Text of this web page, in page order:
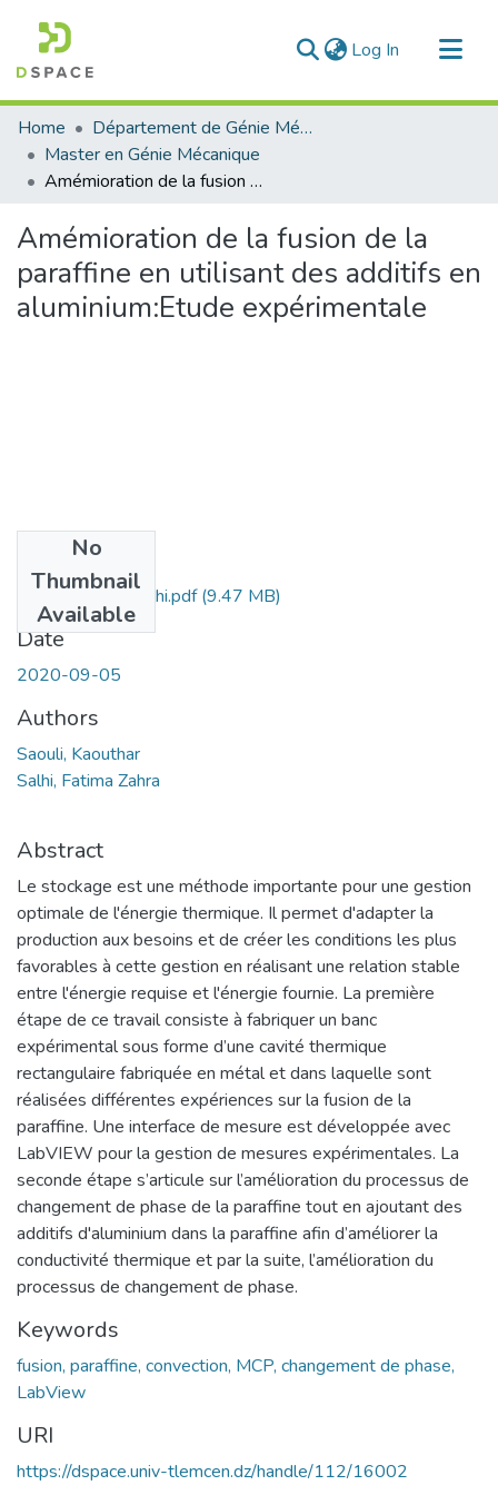
Log In (current)
Communities & Collections
All of DSpace
Statistics
Home
Département de Génie Mécanique
Master en Génie Mécanique
Amémioration de la fusion de la paraffine en utilisant des additifs en aluminium:Etude expérimentale
Amémioration de la fusion de la
paraffine en utilisant des additifs en
aluminium:Etude expérimentale
No
Thumbnail
Available
Ms.Gm.Saouli+Salhi.pdf(9.47 MB)
Date
2020-09-05
Authors
Saouli, Kaouthar
Salhi, Fatima Zahra
Abstract
Le stockage est une méthode importante pour une gestion
optimale de l'énergie thermique. Il permet d'adapter la
production aux besoins et de créer les conditions les plus
favorables à cette gestion en réalisant une relation stable
entre l'énergie requise et l'énergie fournie. La première
étape de ce travail consiste à fabriquer un banc
expérimental sous forme d’une cavité thermique
rectangulaire fabriquée en métal et dans laquelle sont
réalisées différentes expériences sur la fusion de la
paraffine. Une interface de mesure est développée avec
LabVIEW pour la gestion de mesures expérimentales. La
seconde étape s’articule sur l’amélioration du processus de
changement de phase de la paraffine tout en ajoutant des
additifs d'aluminium dans la paraffine afin d’améliorer la
conductivité thermique et par la suite, l’amélioration du
processus de changement de phase.
Keywords
fusion, paraffine, convection, MCP, changement de phase,
LabView
URI
https://dspace.univ-tlemcen.dz/handle/112/16002